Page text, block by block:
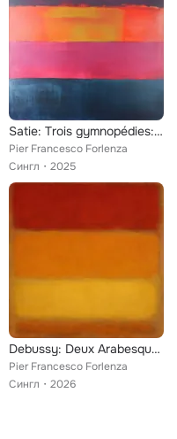
Satie: Trois gymnopédies: No. 1, Lent et douloureux
Pier Francesco Forlenza
Сингл
2025
Debussy: Deux Arabesques, L. 66
Pier Francesco Forlenza
Сингл
2026